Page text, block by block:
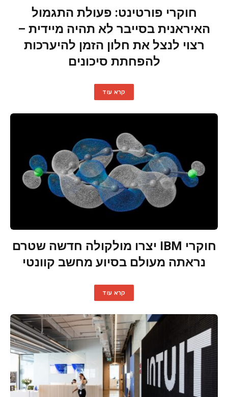
חוקרי פורטינט: פעולת התגמול
האיראנית בסייבר לא תהיה מיידית –
רצוי לנצל את חלון הזמן להיערכות
להפחתת סיכונים
קרא עוד
חוקרי IBM יצרו מולקולה חדשה שטרם
נראתה מעולם בסיוע מחשב קוונטי
קרא עוד